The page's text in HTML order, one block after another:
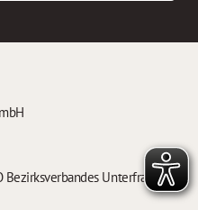
Bezirksverbandes Unterfranken